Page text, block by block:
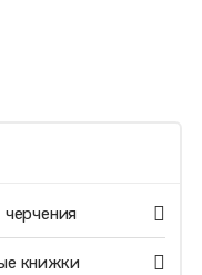
книжки